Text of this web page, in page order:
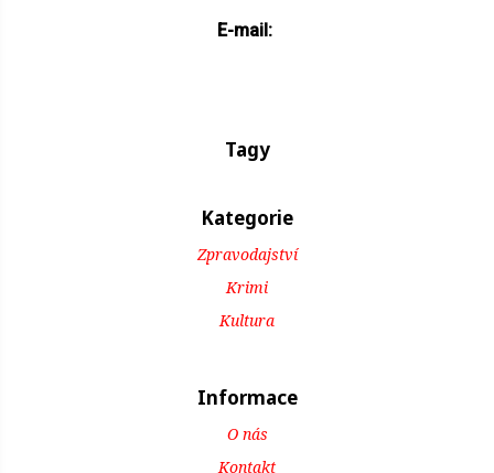
E-mail:
Tagy
Kategorie
Zpravodajství
Krimi
Kultura
Informace
O nás
Kontakt